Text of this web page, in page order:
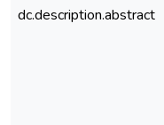
dc.description.abstract